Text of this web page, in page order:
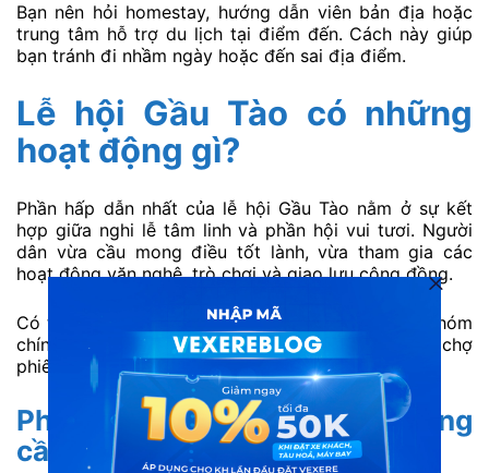
Bạn nên hỏi homestay, hướng dẫn viên bản địa hoặc
trung tâm hỗ trợ du lịch tại điểm đến. Cách này giúp
bạn tránh đi nhầm ngày hoặc đến sai địa điểm.
Lễ hội Gầu Tào có những
hoạt động gì?
Phần hấp dẫn nhất của lễ hội Gầu Tào nằm ở sự kết
hợp giữa nghi lễ tâm linh và phần hội vui tươi. Người
dân vừa cầu mong điều tốt lành, vừa tham gia các
hoạt động văn nghệ, trò chơi và giao lưu cộng đồng.
Có thể chia các hoạt động trong lễ hội thành ba nhóm
chính: phần lễ, phần hội và không gian ẩm thực – chợ
phiên.
Phần lễ: Đựng cây nêu và cúng
cầu phúc